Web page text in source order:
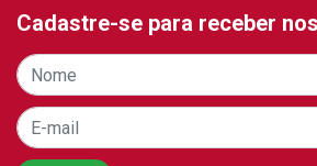
Cadastre-se para receber